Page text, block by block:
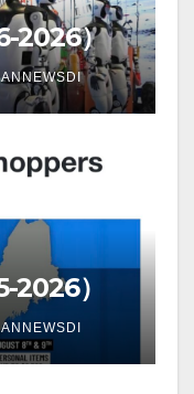
2026）
2026）